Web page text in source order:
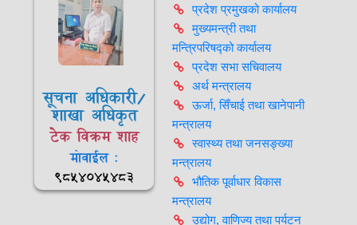
सूचना अधिकारी/
शाखा अधिकृत
टेक विक्रम शाह
मोवाईल :
९८५४०४५४८३
प्रदेश प्रमुखको कार्यालय
मुख्यमन्त्री तथा
मन्त्रिपरिषद्को कार्यालय
प्रदेश सभा सचिवालय
अर्थ मन्त्रालय
ऊर्जा, सिँचाई तथा खानेपानी
मन्त्रालय
स्वास्थ्य तथा जनसङ्ख्या
मन्त्रालय
भौतिक पूर्वाधार विकास
मन्त्रालय
उद्योग, वाणिज्य तथा पर्यटन